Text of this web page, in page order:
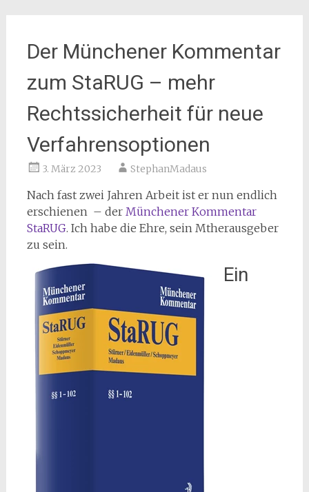
Der Münchener Kommentar
zum StaRUG – mehr
Rechtssicherheit für neue
Verfahrensoptionen
3. März 2023 StephanMadaus
Nach fast zwei Jahren Arbeit ist er nun endlich
erschienen – der Münchener Kommentar
StaRUG. Ich habe die Ehre, sein Mtherausgeber
zu sein.
Ein